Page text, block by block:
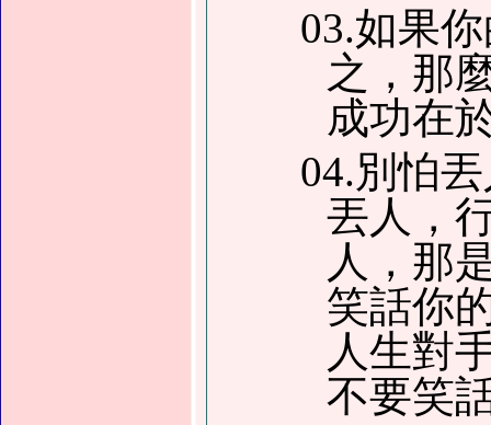
03.如果
之，那
成功在
04.別怕
丟人，
人，那
笑話你
人生對
不要笑